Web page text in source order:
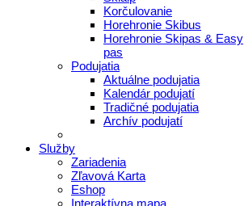
Korčulovanie
Horehronie Skibus
Horehronie Skipas & Easy
pas
Podujatia
Aktuálne podujatia
Kalendár podujatí
Tradičné podujatia
Archív podujatí
Služby
Zariadenia
Zľavová Karta
Eshop
Interaktívna mapa